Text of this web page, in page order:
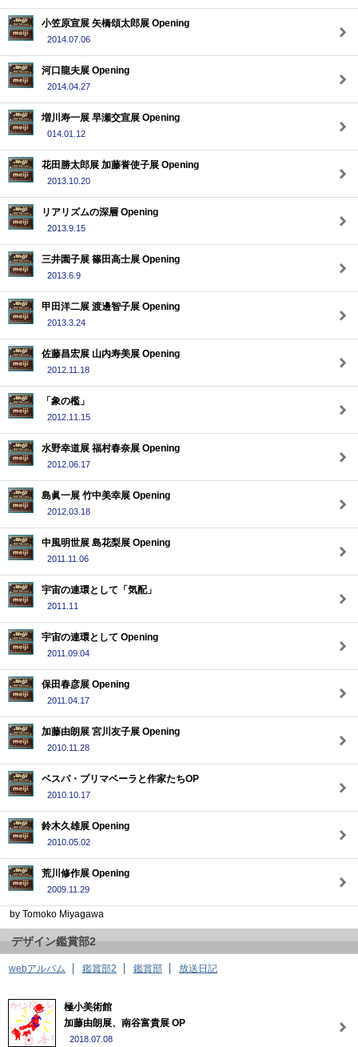
小笠原宣展 矢橋頌太郎展 Opening
2014.07.06
河口龍夫展 Opening
2014.04.27
増川寿一展 早瀬交宣展 Opening
014.01.12
花田勝太郎展 加藤誉使子展 Opening
2013.10.20
リアリズムの深層 Opening
2013.9.15
三井園子展 篠田高士展 Opening
2013.6.9
甲田洋二展 渡邊智子展 Opening
2013.3.24
佐藤昌宏展 山内寿美展 Opening
2012.11.18
「象の檻」
2012.11.15
水野幸道展 福村春奈展 Opening
2012.06.17
島眞一展 竹中美幸展 Opening
2012.03.18
中風明世展 島花梨展 Opening
2011.11.06
宇宙の連環として「気配」
2011.11
宇宙の連環として Opening
2011.09.04
保田春彦展 Opening
2011.04.17
加藤由朗展 宮川友子展 Opening
2010.11.28
ベスパ・プリマベーラと作家たちOP
2010.10.17
鈴木久雄展 Opening
2010.05.02
荒川修作展 Opening
2009.11.29
by Tomoko Miyagawa
デザイン鑑賞部2
webアルバム 鑑賞部2 鑑賞部 放送日記
極小美術館
加藤由朗展、南谷富貴展 OP
2018.07.08